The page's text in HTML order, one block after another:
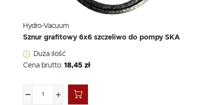
Hydro-Vacuum
Sznur grafitowy 6x6 szczeliwo do pompy SKA
Duża ilość
Cena brutto: 18,45 zł